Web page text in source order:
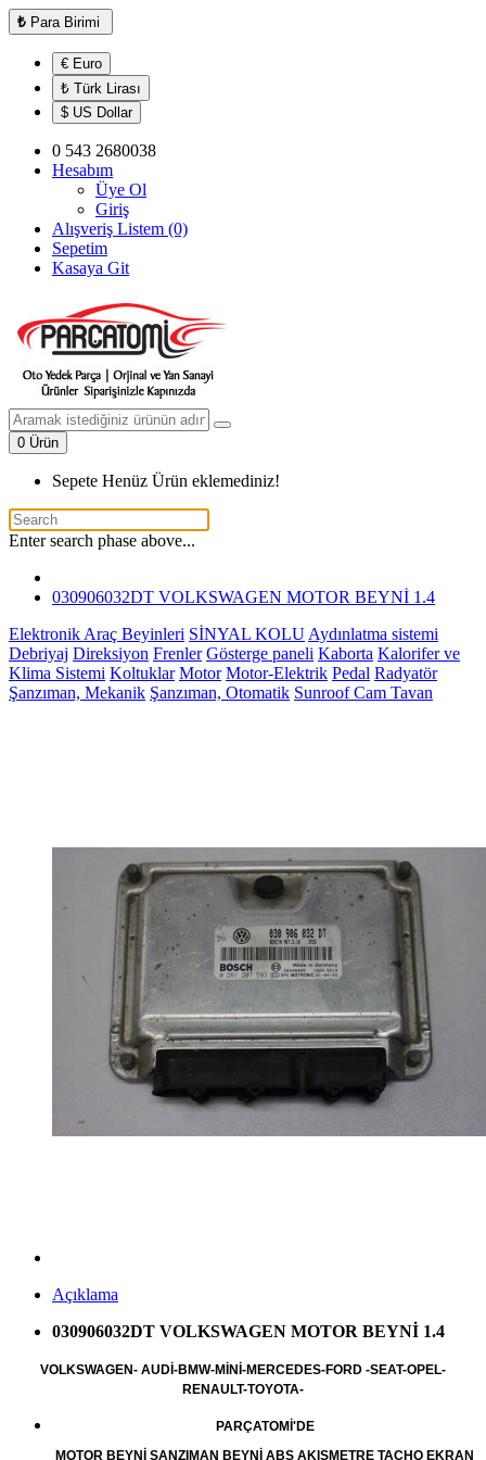
₺ Para Birimi
€ Euro
₺ Türk Lirası
$ US Dollar
0 543 2680038
Hesabım
Üye Ol
Giriş
Alışveriş Listem (0)
Sepetim
Kasaya Git
0 Ürün
Sepete Henüz Ürün eklemediniz!
Enter search phase above...
030906032DT VOLKSWAGEN MOTOR BEYNİ 1.4
Elektronik Araç Beyinleri SİNYAL KOLU Aydınlatma sistemi
Debriyaj Direksiyon Frenler Gösterge paneli Kaborta Kalorifer ve
Klima Sistemi Koltuklar Motor Motor-Elektrik Pedal Radyatör
Şanzıman, Mekanik Şanzıman, Otomatik Sunroof Cam Tavan
Açıklama
030906032DT VOLKSWAGEN MOTOR BEYNİ 1.4
VOLKSWAGEN- AUDİ-BMW-MİNİ-MERCEDES-FORD -SEAT-OPEL-
RENAULT-TOYOTA-
PARÇATOMİ'DE
MOTOR BEYNİ ŞANZIMAN BEYNİ ABS AKIŞMETRE TACHO EKRAN